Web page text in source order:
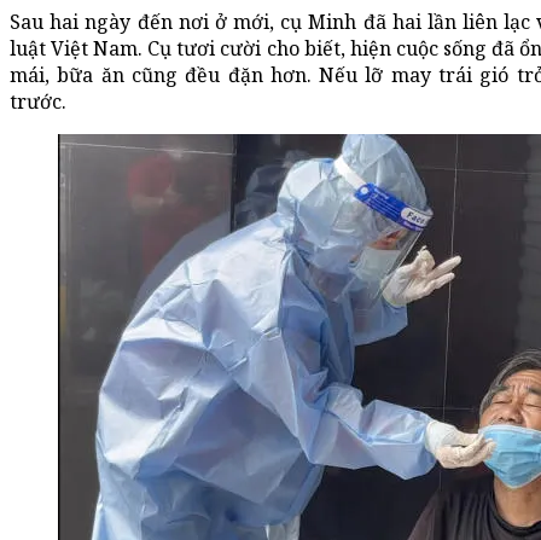
Sau hai ngày đến nơi ở mới, cụ Minh đã hai lần liên
luật Việt Nam. Cụ tươi cười cho biết, hiện cuộc sống đã
mái, bữa ăn cũng đều đặn hơn. Nếu lỡ may trái gió
trước.